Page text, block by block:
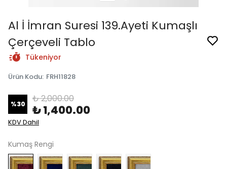
Al İ İmran Suresi 139.Ayeti Kumaşlı
Çerçeveli Tablo
Tükeniyor
Ürün Kodu: FRH11828
%30 ₺ 2,000.00
₺ 1,400.00
KDV Dahil
Kumaş Rengi